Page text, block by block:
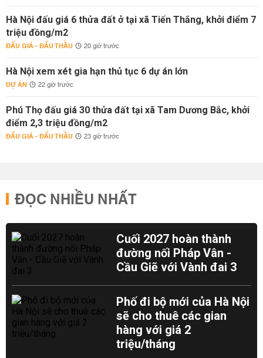
Hà Nội đấu giá 6 thửa đất ở tại xã Tiến Thắng, khởi điểm 7
triệu đồng/m2
ĐẤU GIÁ - ĐẤU THẦU 20 giờ trước
Hà Nội xem xét gia hạn thủ tục 6 dự án lớn
DỰ ÁN 22 giờ trước
Phú Thọ đấu giá 30 thửa đất tại xã Tam Dương Bắc, khởi
điểm 2,3 triệu đồng/m2
ĐẤU GIÁ - ĐẤU THẦU 23 giờ trước
ĐỌC NHIỀU NHẤT
Cuối 2027 hoàn thành
đường nối Pháp Vân -
Cầu Giẽ với Vành đai 3
Phố đi bộ mới của Hà Nội
sẽ cho thuê các gian
hàng với giá 2
triệu/tháng